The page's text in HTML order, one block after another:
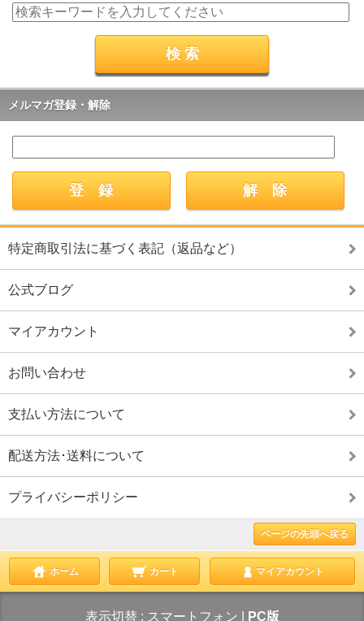
メルマガ登録・解除
特定商取引法に基づく表記（返品など）
公式ブログ
マイアカウント
お問い合わせ
支払い方法について
配送方法･送料について
プライバシーポリシー
ページの先頭へ戻る
ホーム カート マイアカウント
表示切替 : スマートフォン PC版